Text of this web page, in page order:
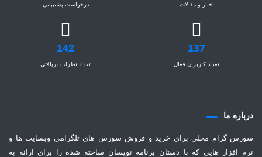
اخبار و مقالات درخواست پشتیبانی
137
تعداد کاربران فعال
142
تعداد نظرات دریافتی
درباره ما
سورس گرام محلی برای خرید و فروش سورس های تلگرامی وبسایت ها و
نرم افزار هایی که با دستان برنامه نویسان ساخته شده را برای ارائه به